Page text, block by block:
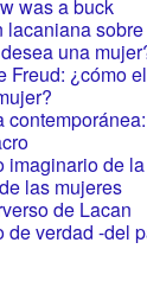
was a buck
lacaniana
una
Freud: ¿cómo
imaginario de
las mujeres
de Lacan
de verdad -del